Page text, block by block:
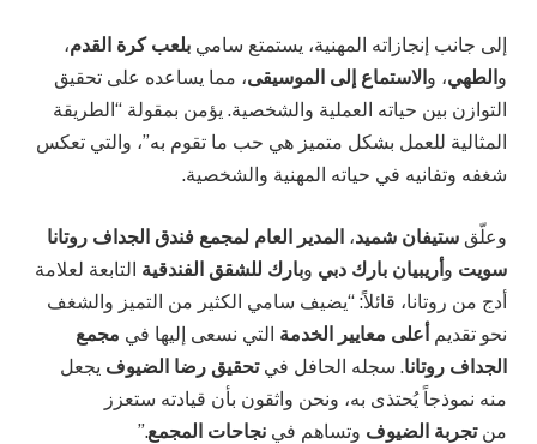
إلى جانب إنجازاته المهنية، يستمتع سامي بلعب كرة القدم،
و الطهي، و الاستماع إلى الموسيقى، مما يساعده على تحقيق
التوازن بين حياته العملية والشخصية. يؤمن بمقولة “الطريقة
المثالية للعمل بشكل متميز هي حب ما تقوم به”، والتي تعكس
شغفه وتفانيه في حياته المهنية والشخصية.
وعلّق ستيفان شميد، المدير العام لمجمع فندق الجداف روتانا
سويت وأريبيان بارك دبي وبارك للشقق الفندقية التابعة لعلامة
أدج من روتانا، قائلاً: “يضيف سامي الكثير من التميز والشغف
نحو تقديم أعلى معايير الخدمة التي نسعى إليها في مجمع
الجداف روتانا. سجله الحافل فيتحقيق رضا الضيوف يجعل
منه نموذجاً يُحتذى به، ونحن واثقون بأن قيادته ستعزز
منتجربة الضيوف وتساهم في نجاحات المجمع.”